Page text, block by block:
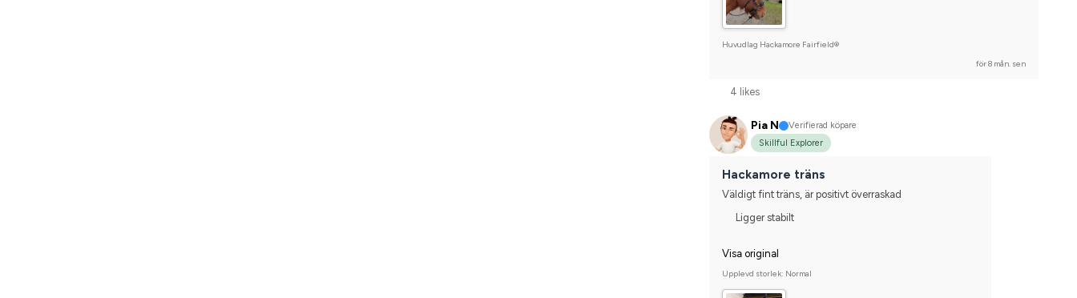
Huvudlag Hackamore Fairfield®
för 8 mån. sen
4 likes
Pia N
Verifierad köpare
Skillful Explorer
Hackamore träns
Väldigt fint träns, är positivt överraskad
Ligger stabilt
Visa original
Upplevd storlek: Normal